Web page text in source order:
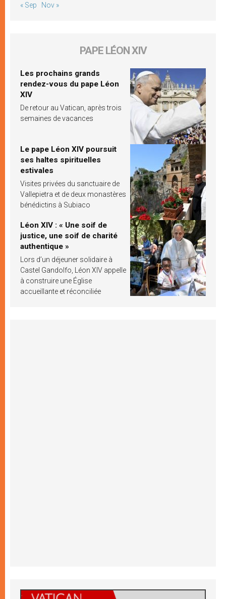
« Sep Nov »
PAPE LÉON XIV
Les prochains grands
rendez-vous du pape Léon
XIV
De retour au Vatican, après trois
semaines de vacances
Le pape Léon XIV poursuit
ses haltes spirituelles
estivales
Visites privées du sanctuaire de
Vallepietra et de deux monastères
bénédictins à Subiaco
Léon XIV : « Une soif de
justice, une soif de charité
authentique »
Lors d’un déjeuner solidaire à
Castel Gandolfo, Léon XIV appelle
à construire une Église
accueillante et réconciliée